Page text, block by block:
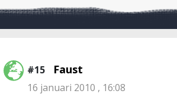
#15 Faust
16 januari 2010 , 16:08